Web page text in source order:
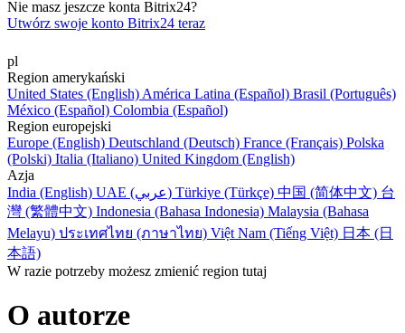
Nie masz jeszcze konta Bitrix24?
Utwórz swoje konto Bitrix24 teraz
pl
Region amerykański
United States (English) América Latina (Español) Brasil (Português)
México (Español) Colombia (Español)
Region europejski
Europe (English) Deutschland (Deutsch) France (Français) Polska
(Polski) Italia (Italiano) United Kingdom (English)
Azja
India (English)
UAE (عربي) Türkiye (Türkçe) 中国 (简体中文) 台
灣 (繁體中文) Indonesia (Bahasa Indonesia) Malaysia (Bahasa
Melayu) ประเทศไทย (ภาษาไทย) Việt Nam (Tiếng Việt) 日本 (日
本語)
W razie potrzeby możesz zmienić region tutaj
O autorze